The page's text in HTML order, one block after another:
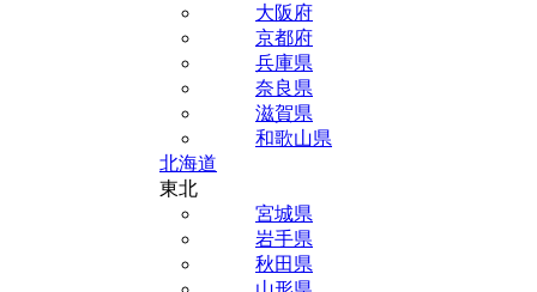
大阪府
京都府
兵庫県
奈良県
滋賀県
和歌山県
北海道
東北
宮城県
岩手県
秋田県